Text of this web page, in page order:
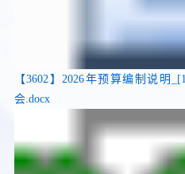
【3602】2026年预算编制说明
会.docx